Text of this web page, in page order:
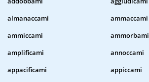
almanaccami
ammaccami
ammiccami
ammorbami
amplificami
annoccami
appacificami
appiccami